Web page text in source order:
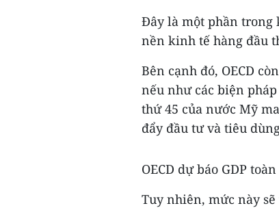
Đây là một phần trong
nền kinh tế hàng đầu
Bên cạnh đó, OECD
nếu như các biện
thứ 45 của nước Mỹ
đẩy đầu tư và tiêu
OECD dự báo GDP
Tuy nhiên, mức này